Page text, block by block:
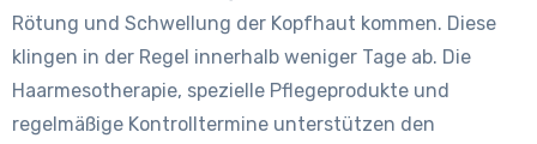
Rötung und Schwellung der Kopfhaut kommen. Diese
klingen in der Regel innerhalb weniger Tage ab. Die
Haarmesotherapie, spezielle Pflegeprodukte und
regelmäßige Kontrolltermine unterstützen den